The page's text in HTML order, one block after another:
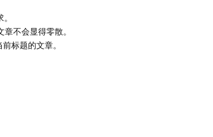
不会显得零散。
标题的文章。